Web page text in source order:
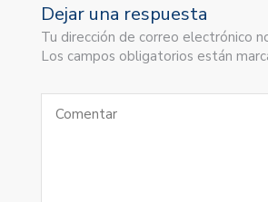
Dejar una respuesta
Tu dirección de correo electrónico
Los campos obligatorios están